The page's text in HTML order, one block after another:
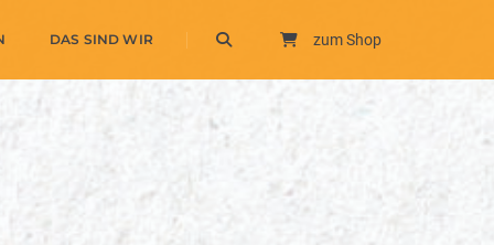
DAS SIND WIR zum Shop